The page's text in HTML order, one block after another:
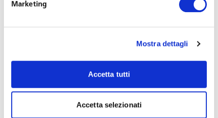
Marketing
Mostra dettagli
Accetta tutti
Accetta selezionati
una limitata portata applicativa sia dal punto di vista
esclusione quindi del lavoro nell’impresa) che soggettivo
(solo per particolari categorie di soggetti quali studenti,
casalinghe, pensionati e disoccupati), ha subìto profonde